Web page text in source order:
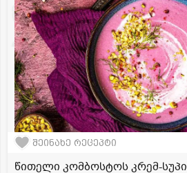
შეინახე რეცეპტი
წითელი კომბოსტოს კრემ-სუპი